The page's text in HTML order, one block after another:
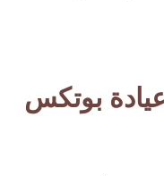
بوتكس